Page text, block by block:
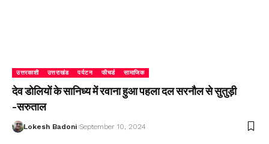
उत्तरकाशी उत्तराखंड पर्यटन फीचर्ड सामाजिक
देव डोलियों के सानिध्य में रवाना हुआ पहला दल सरनौल से सुतुड़ी
-सरुताल
Lokesh Badoni September 10, 2024